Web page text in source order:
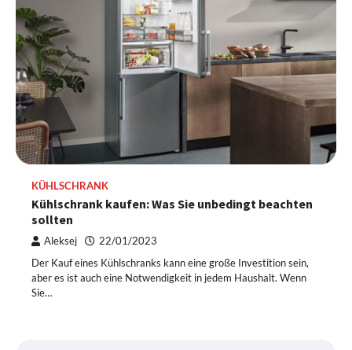
KÜHLSCHRANK
Kühlschrank kaufen: Was Sie unbedingt beachten
sollten
Aleksej 22/01/2023
Der Kauf eines Kühlschranks kann eine große Investition sein,
aber es ist auch eine Notwendigkeit in jedem Haushalt. Wenn
Sie…